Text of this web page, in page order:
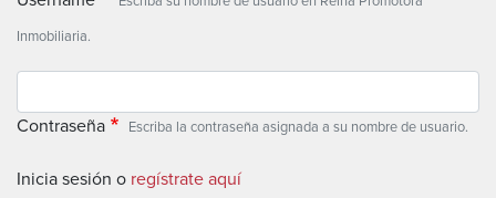
Inmobiliaria.
Contraseña Escriba la contraseña asignada a su nombre de usuario.
Inicia sesión o regístrate aquí